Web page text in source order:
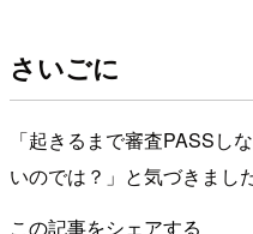
さいごに
「起きるまで審査PASSし
いのでは？」と気づきまし
この記事をシェアする